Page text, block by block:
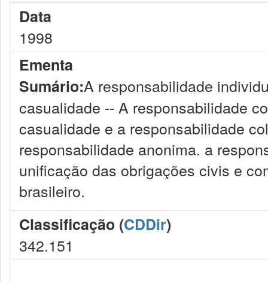
Data
1998
Ementa
Sumário:A responsabilidade
casualidade -- A responsabilidade
casualidade e a responsabilidade
responsabilidade anonima. a
unificação das obrigações civis e
brasileiro.
Classificação (CDDir)
342.151